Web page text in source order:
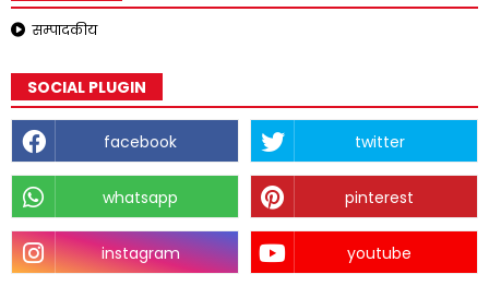
सम्पादकीय
SOCIAL PLUGIN
facebook twitter
whatsapp pinterest
instagram youtube